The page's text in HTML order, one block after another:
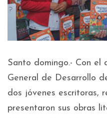
Santo domingo.- Con el
General de Desarrollo
dos jóvenes escritoras,
presentaron sus obras